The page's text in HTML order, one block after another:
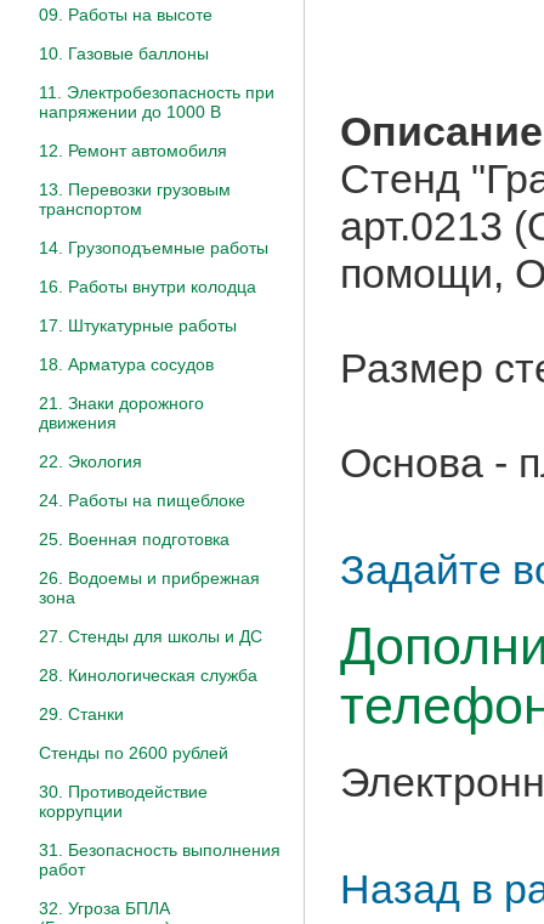
09. Работы на высоте
10. Газовые баллоны
11. Электробезопасность при
напряжении до 1000 В
12. Ремонт автомобиля
13. Перевозки грузовым
транспортом
14. Грузоподъемные работы
16. Работы внутри колодца
17. Штукатурные работы
18. Арматура сосудов
21. Знаки дорожного
движения
22. Экология
24. Работы на пищеблоке
25. Военная подготовка
26. Водоемы и прибрежная
зона
27. Стенды для школы и ДС
28. Кинологическая служба
29. Станки
Стенды по 2600 рублей
30. Противодействие
коррупции
31. Безопасность выполнения
работ
32. Угроза БПЛА
Стенд
арт.0213
помощи,
Размер
Основа -
Задайте
Назад в